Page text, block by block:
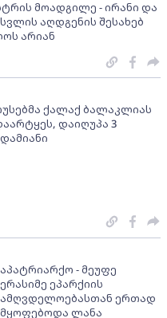
მოადგილე - ირანი და
აღდგენის შესახებ
არიან
ქალაქ ბალაკლიას
დაიღუპა 3
- მეუფე
ეპარქიის
ერთად
ლანა